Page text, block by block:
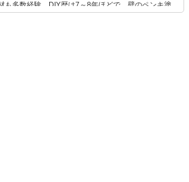
も多数経験。DIY歴は7～8年ほどで、壁のペンキ塗
紙チェンジなどもチャレンジ済み。初心者でもモノ